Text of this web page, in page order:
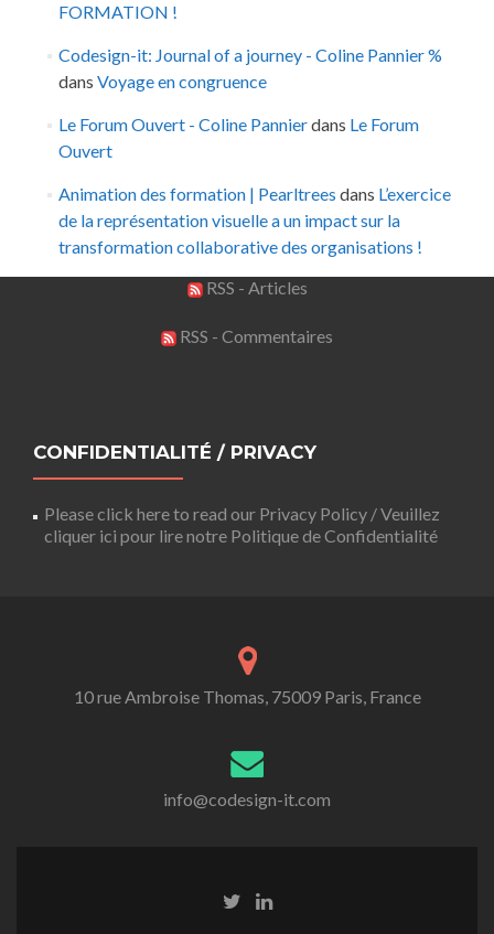
FORMATION !
Codesign-it: Journal of a journey - Coline Pannier %
dans Voyage en congruence
Le Forum Ouvert - Coline Pannierdans Le Forum
Ouvert
Animation des formation | Pearltrees dans L’exercice
de la représentation visuelle a un impact sur la
transformation collaborative des organisations !
RSS - Articles
RSS - Commentaires
CONFIDENTIALITÉ / PRIVACY
Please click here to read our Privacy Policy / Veuillez
cliquer ici pour lire notre Politique de Confidentialité
10 rue Ambroise Thomas, 75009 Paris, France
info@codesign-it.com